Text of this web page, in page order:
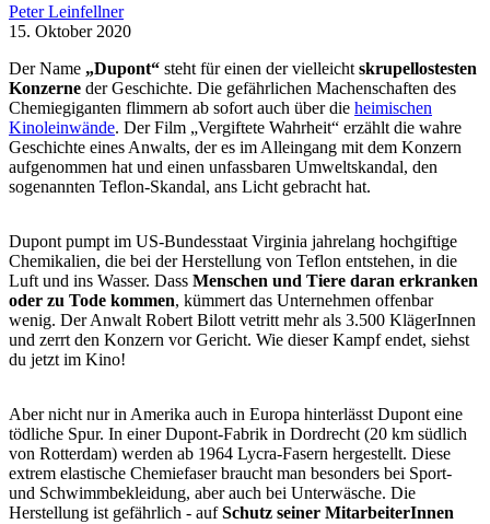
Peter Leinfellner
15. Oktober 2020
Der Name „Dupont“ steht für einen der vielleicht skrupellostesten
Konzerne der Geschichte. Die gefährlichen Machenschaften des
Chemiegiganten flimmern ab sofort auch über die heimischen
Kinoleinwände. Der Film „Vergiftete Wahrheit“ erzählt die wahre
Geschichte eines Anwalts, der es im Alleingang mit dem Konzern
aufgenommen hat und einen unfassbaren Umweltskandal, den
sogenannten Teflon-Skandal, ans Licht gebracht hat.
Dupont pumpt im US-Bundesstaat Virginia jahrelang hochgiftige
Chemikalien, die bei der Herstellung von Teflon entstehen, in die
Luft und ins Wasser. Dass Menschen und Tiere daran erkranken
oder zu Tode kommen, kümmert das Unternehmen offenbar
wenig. Der Anwalt Robert Bilott vetritt mehr als 3.500 KlägerInnen
und zerrt den Konzern vor Gericht. Wie dieser Kampf endet, siehst
du jetzt im Kino!
Aber nicht nur in Amerika auch in Europa hinterlässt Dupont eine
tödliche Spur. In einer Dupont-Fabrik in Dordrecht (20 km südlich
von Rotterdam) werden ab 1964 Lycra-Fasern hergestellt. Diese
extrem elastische Chemiefaser braucht man besonders bei Sport-
und Schwimmbekleidung, aber auch bei Unterwäsche. Die
Herstellung ist gefährlich - aufSchutz seiner MitarbeiterInnen